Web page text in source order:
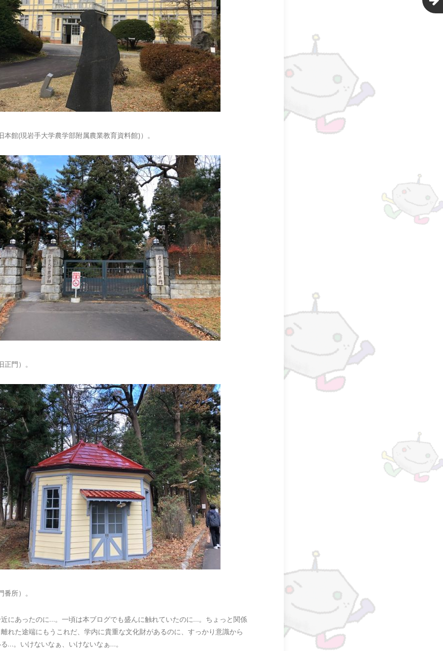
本館(現岩手大学農学部附属農業教育資料館)）。
正門）。
番所）。
にあったのに…。一頃は本ブログでも盛んに触れていたのに…。ちょっと関係
れた途端にもうこれだ、学内に貴重な文化財があるのに、すっかり意識から
…。いけないなぁ、いけないなぁ…。